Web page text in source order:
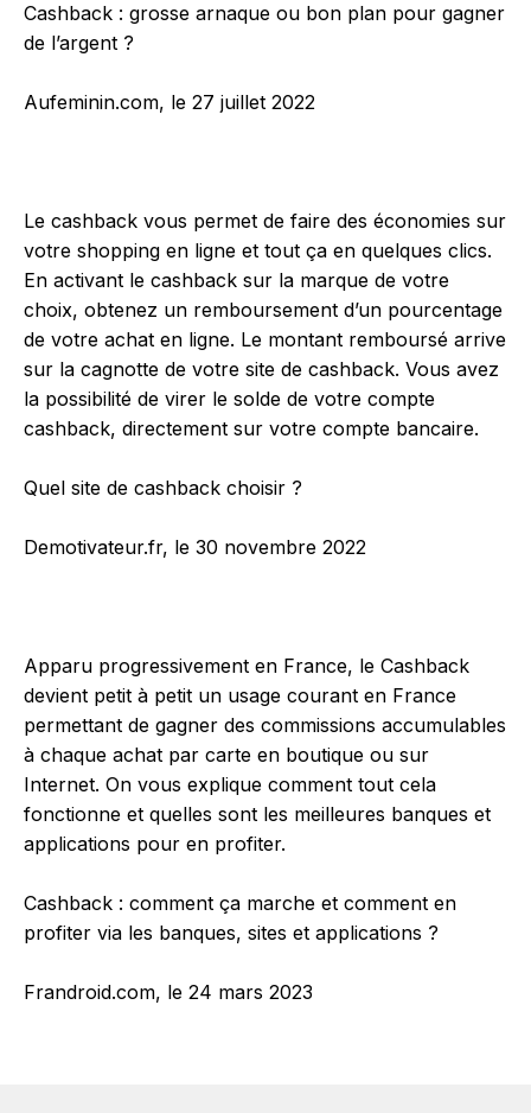
Cashback : grosse arnaque ou bon plan pour gagner
de l’argent ?
Aufeminin.com, le 27 juillet 2022
Le cashback vous permet de faire des économies sur
votre shopping en ligne et tout ça en quelques clics.
En activant le cashback sur la marque de votre
choix, obtenez un remboursement d’un pourcentage
de votre achat en ligne. Le montant remboursé arrive
sur la cagnotte de votre site de cashback. Vous avez
la possibilité de virer le solde de votre compte
cashback, directement sur votre compte bancaire.
Quel site de cashback choisir ?
Demotivateur.fr, le 30 novembre 2022
Apparu progressivement en France, le Cashback
devient petit à petit un usage courant en France
permettant de gagner des commissions accumulables
à chaque achat par carte en boutique ou sur
Internet. On vous explique comment tout cela
fonctionne et quelles sont les meilleures banques et
applications pour en profiter.
Cashback : comment ça marche et comment en
profiter via les banques, sites et applications ?
Frandroid.com, le 24 mars 2023